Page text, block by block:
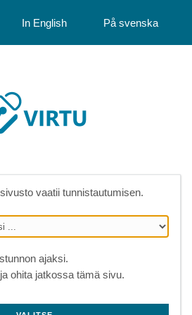
In English På svenska
vaatii tunnistautumisen.
ajaksi.
ohita jatkossa tämä sivu.